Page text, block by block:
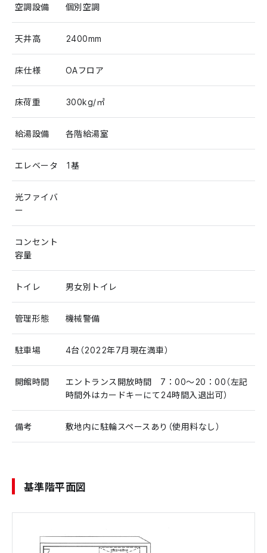
空調設備 個別空調
天井高 2400mm
床仕様 OAフロア
床荷重 300kg/㎡
給湯設備 各階給湯室
エレベータ 1基
光ファイバ
ー
コンセント
容量
トイレ 男女別トイレ
管理形態 機械警備
駐車場 4台（2022年7月現在満車）
開館時間
エントランス開放時間 7：00～20：00（左記
時間外はカードキーにて24時間入退出可）
備考 敷地内に駐輪スペースあり（使用料なし）
基準階平面図